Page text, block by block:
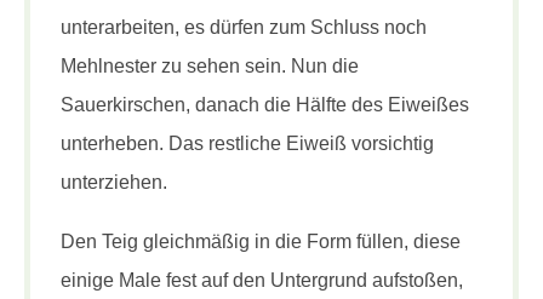
unterarbeiten, es dürfen zum Schluss noch
Mehlnester zu sehen sein. Nun die
Sauerkirschen, danach die Hälfte des Eiweißes
unterheben. Das restliche Eiweiß vorsichtig
unterziehen.
Den Teig gleichmäßig in die Form füllen, diese
einige Male fest auf den Untergrund aufstoßen,